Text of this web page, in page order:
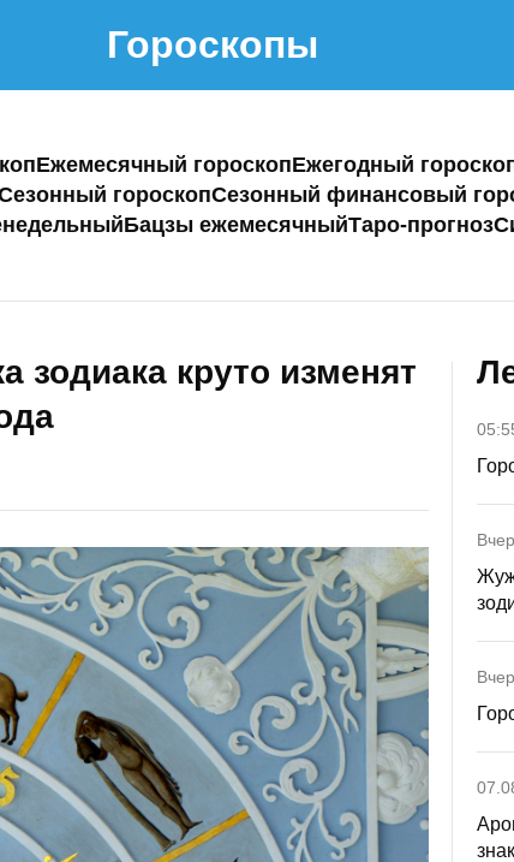
Гороскопы
Ежемесячный гороскопЕжегодный
гороскопСезонный финансовый
Бацзы ежемесячныйТаро-прогноз
зодиака круто изменят